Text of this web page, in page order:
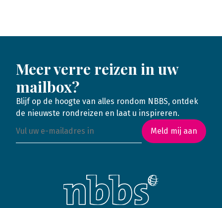
Meer verre reizen in uw
mailbox?
Blijf op de hoogte van alles rondom NBBS, ontdek
de nieuwste rondreizen en laat u inspireren.
Meld mij aan